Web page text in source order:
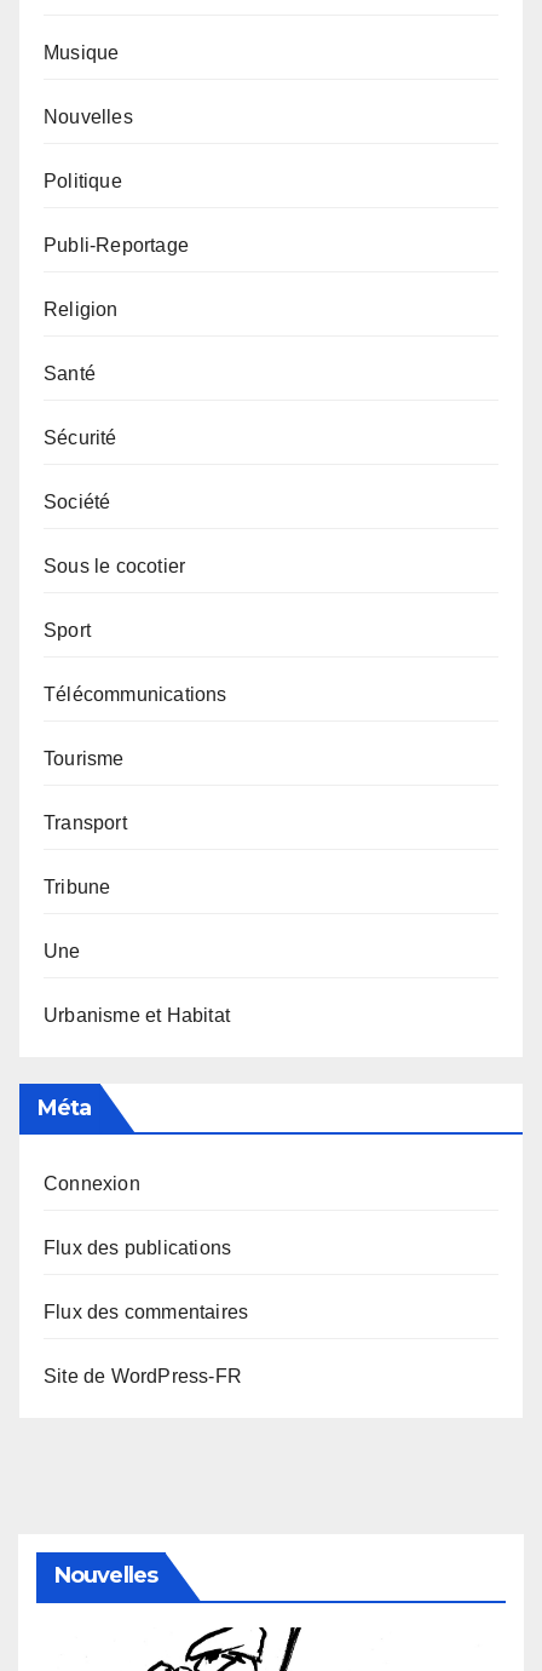
Musique
Nouvelles
Politique
Publi-Reportage
Religion
Santé
Sécurité
Société
Sous le cocotier
Sport
Télécommunications
Tourisme
Transport
Tribune
Une
Urbanisme et Habitat
Méta
Connexion
Flux des publications
Flux des commentaires
Site de WordPress-FR
Nouvelles